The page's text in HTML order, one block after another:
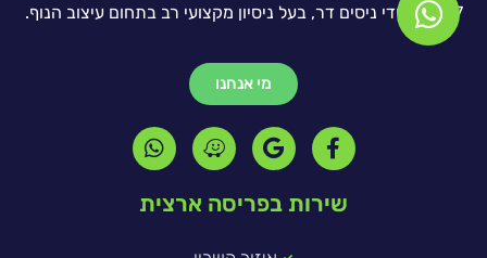
1997 על ידי ניסים דר, בעל ניסיון מקצועי רב בתחום עיצוב הנוף.
מי אנחנו
שירות בפריסה ארצית